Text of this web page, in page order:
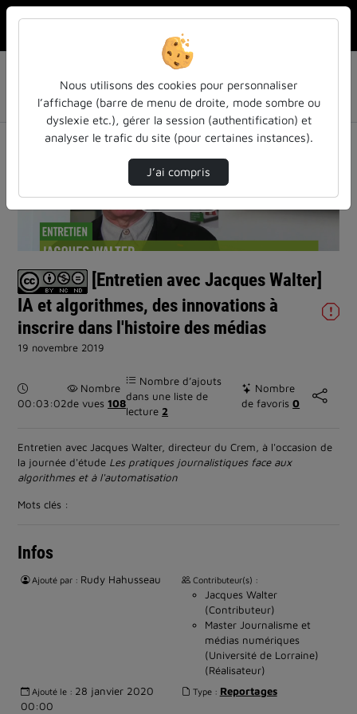
Les pratiques journalistiques face aux algorithmes et à
l'automatisation
[Entretien avec Jacques Walter] IA et algori…
Lire
la
vidéo
[Entretien avec Jacques Walter]
IA et algorithmes, des innovations à
inscrire dans l'histoire des médias
19 novembre 2019
Durée :
00:03:02
Nombre
de vues 108
Nombre d’ajouts
dans une liste de
lecture 2
Nombre
de favoris0
Entretien avec Jacques Walter, directeur du Crem, à l'occasion de
la journée d'étude Les pratiques journalistiques face aux
algorithmes et à l'automatisation
Mots clés :
Infos
Ajouté par : Rudy Hahusseau Contributeur(s) :
Jacques Walter
(Contributeur)
Master Journalisme et
médias numériques
(Université de Lorraine)
(Réalisateur)
Ajouté le : 28 janvier 2020
00:00
Type : Reportages
Nous utilisons des cookies pour personnaliser
l’affichage (barre de menu de droite, mode sombre ou
dyslexie etc.), gérer la session (authentification) et
analyser le trafic du site (pour certaines instances).
J’ai compris